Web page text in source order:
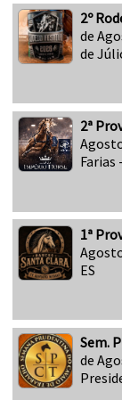
2º
de
de
2ª
Farias
1ª
ES
Sem.
de